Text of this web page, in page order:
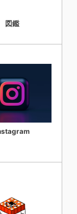
図鑑